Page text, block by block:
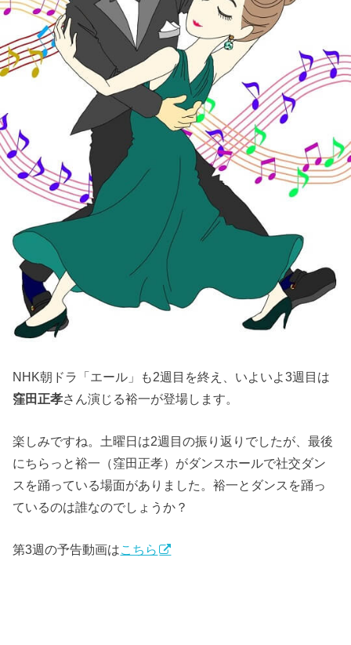
NHK朝ドラ「エール」も2週目を終え、いよいよ3週目は
窪田正孝さん演じる裕一が登場します。
楽しみですね。土曜日は2週目の振り返りでしたが、最後
にちらっと裕一（窪田正孝）がダンスホールで社交ダン
スを踊っている場面がありました。裕一とダンスを踊っ
ているのは誰なのでしょうか？
第3週の予告動画はこちら